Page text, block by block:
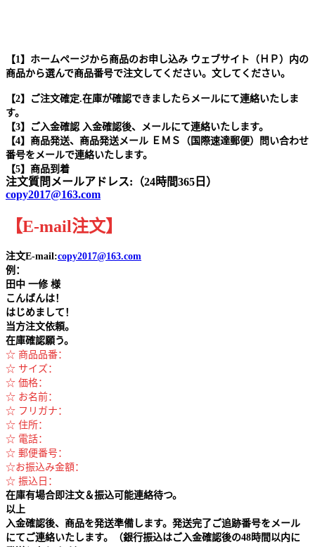
【1】ホームページから商品のお申し込み ウェブサイト（ＨＰ）内の
商品から選んで商品番号で注文してください。文してください。
【2】ご注文確定.在庫が確認できましたらメールにて連絡いたしま
す。
【3】ご入金確認 入金確認後、メールにて連絡いたします。
【4】商品発送、商品発送メール ＥＭＳ（国際速達郵便）問い合わせ
番号をメールで連絡いたします。
【5】商品到着
注文質問メールアドレス:（24時間365日）
copy2017@163.com
【E-mail注文】
注文E-mail:copy2017@163.com
例：
田中 一修 様
こんばんは！
はじめまして！
当方注文依頼。
在庫確認願う。
☆ 商品品番：
☆ サイズ：
☆ 価格：
☆ お名前：
☆ フリガナ：
☆ 住所：
☆ 電話：
☆ 郵便番号：
☆お振込み金額：
☆ 振込日：
在庫有場合即注文＆振込可能連絡待つ。
以上
入金確認後、商品を発送準備します。発送完了ご追跡番号をメール
にてご連絡いたします。（銀行振込はご入金確認後の48時間以内に